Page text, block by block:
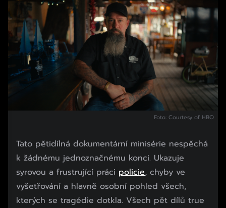
Foto: Courtesy of HBO
Tato pětidílná dokumentární minisérie nespěchá
k žádnému jednoznačnému konci. Ukazuje
syrovou a frustrující práci policie, chyby ve
vyšetřování a hlavně osobní pohled všech,
kterých se tragédie dotkla. Všech pět dílů true